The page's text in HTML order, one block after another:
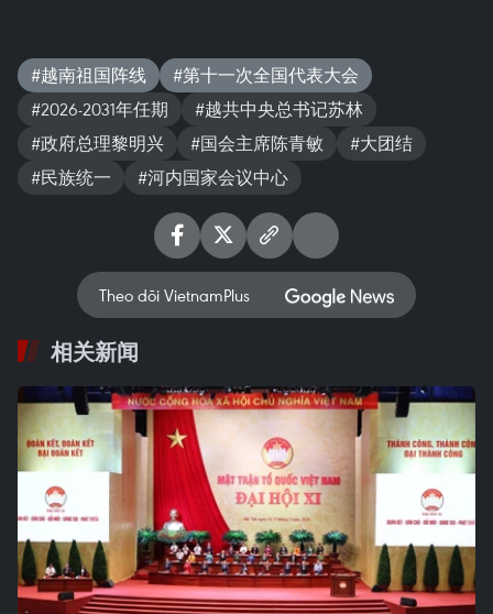
#越南祖国阵线
#第十一次全国代表大会
#2026-2031年任期
#越共中央总书记苏林
#政府总理黎明兴
#国会主席陈青敏
#大团结
#民族统一
#河内国家会议中心
Theo dõi VietnamPlus
相关新闻